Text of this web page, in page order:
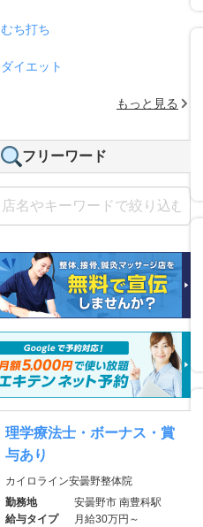
むち打ち
ダイエット
もっと見る
フリーワード
理学療法士・ボーナス・賞
与あり
カイロライン安曇野整体院
勤務地
安曇野市 南豊科駅
給与タイプ
月給30万円～